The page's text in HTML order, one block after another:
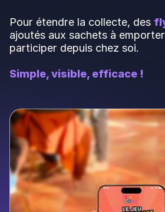
Pour étendre la collecte, des
ajoutés aux sachets à
participer depuis chez soi.
Simple, visible, efficace !